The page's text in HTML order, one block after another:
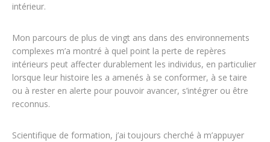
intérieur.
Mon parcours de plus de vingt ans dans des environnements
complexes m’a montré à quel point la perte de repères
intérieurs peut affecter durablement les individus, en particulier
lorsque leur histoire les a amenés à se conformer, à se taire
ou à rester en alerte pour pouvoir avancer, s’intégrer ou être
reconnus.
Scientifique de formation, j’ai toujours cherché à m’appuyer